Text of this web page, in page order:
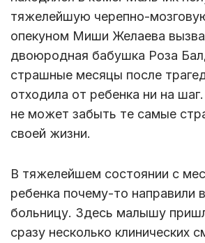
тяжелейшую черепно-
опекуном Миши Желаева
двоюродная бабушка Роза
страшные месяцы после
отходила от ребенка ни на
не может забыть те самые
своей жизни.
В тяжелейшем состоянии с
ребенка почему-то направили
больницу. Здесь малышу
сразу несколько клинических